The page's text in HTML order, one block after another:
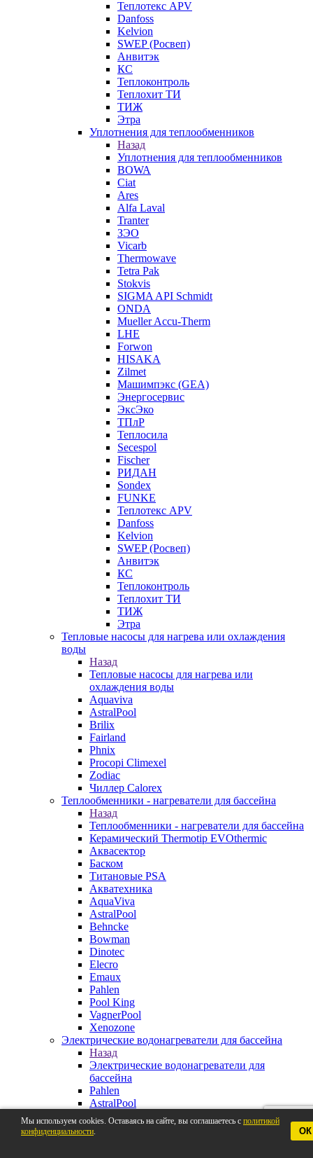
Теплотекс APV
Danfoss
Kelvion
SWEP (Росвеп)
Анвитэк
КС
Теплоконтроль
Теплохит ТИ
ТИЖ
Этра
Уплотнения для теплообменников
Назад
Уплотнения для теплообменников
BOWA
Ciat
Ares
Alfa Laval
Tranter
ЗЭО
Vicarb
Thermowave
Tetra Pak
Stokvis
SIGMA API Schmidt
ONDA
Mueller Accu-Therm
LHE
Forwon
HISAKA
Zilmet
Машимпэкс (GEA)
Энергосервис
ЭксЭко
ТПлР
Теплосила
Secespol
Fischer
РИДАН
Sondex
FUNKE
Теплотекс APV
Danfoss
Kelvion
SWEP (Росвеп)
Анвитэк
КС
Теплоконтроль
Теплохит ТИ
ТИЖ
Этра
Тепловые насосы для нагрева или охлаждения
воды
Назад
Тепловые насосы для нагрева или
охлаждения воды
Aquaviva
AstralPool
Brilix
Fairland
Phnix
Procopi Climexel
Zodiac
Чиллер Calorex
Теплообменники - нагреватели для бассейна
Назад
Теплообменники - нагреватели для бассейна
Керамический Thermotip EVOthermic
Аквасектор
Баском
Титановые PSA
Акватехника
AquaViva
AstralPool
Behncke
Bowman
Dinotec
Elecro
Emaux
Pahlen
Pool King
VagnerPool
Xenozone
Электрические водонагреватели для бассейна
Назад
Электрические водонагреватели для
бассейна
Pahlen
AstralPool
Aquaviva
Behncke
Мы используем cookies. Оставаясь на сайте, вы соглашаетесь с политикой
конфиденциальности. ОК